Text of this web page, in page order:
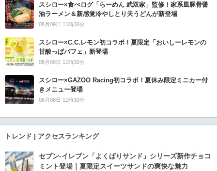
スシロー×食べログ「らーめん 武双家」監修！家系風豚骨醤
油ラーメン＆新感覚冷やしとり天うどんが新登場
08月09日 11時30分
スシロー×C.C.レモン初コラボ！夏限定「おいしーレモンの
甘酸っぱパフェ」新登場
08月09日 11時30分
スシロー×GAZOO Racing初コラボ！夏休み限定ミニカー付
きメニュー登場
08月08日 11時30分
トレンド | アクセスランキング
セブン‐イレブン「よくばりサンド」シリーズ新作チョコ
ミント登場｜夏限定スイーツサンドの爽快な魅力